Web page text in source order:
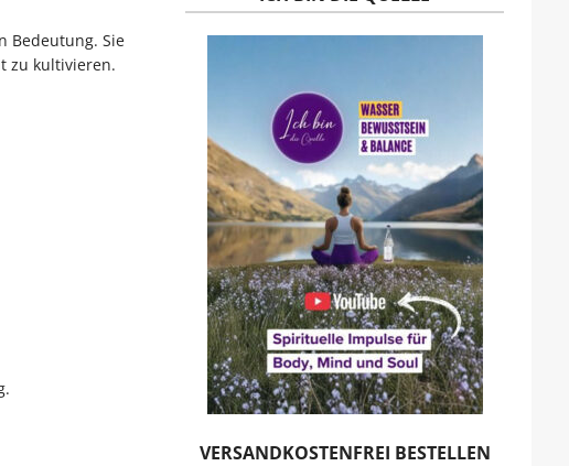
Bedeutung. Sie
zu kultivieren.
VERSANDKOSTENFREI BESTELLEN